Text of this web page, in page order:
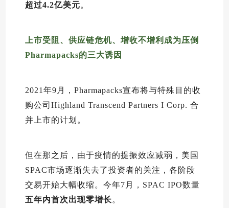
超过4.2亿美元。
上市受阻、供应链危机、增收不增利成为压倒
Pharmapacks的三大诱因
2021年9月，Pharmapacks宣布将与特殊目的收
购公司Highland Transcend Partners I Corp. 合
并上市的计划。
但在那之后，由于疫情的提振效应减弱，美国
SPAC市场逐渐失去了投资者的关注，各阶段
交易开始大幅收缩。今年7月，SPAC IPO数量
五年内首次出现零增长。